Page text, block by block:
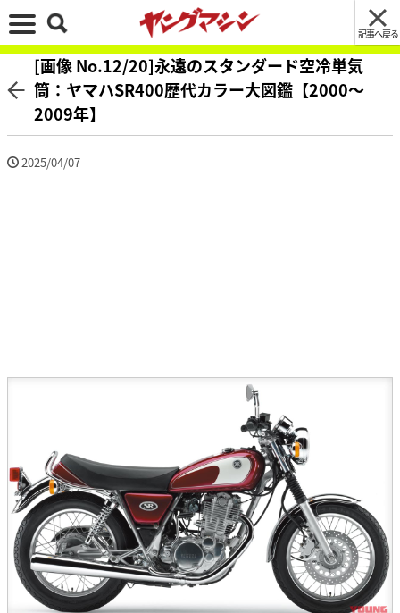
記事へ戻る
[画像 No.12/20]永遠のスタンダード空冷単気
筒：ヤマハSR400歴代カラー大図鑑【2000～
2009年】
2025/04/07